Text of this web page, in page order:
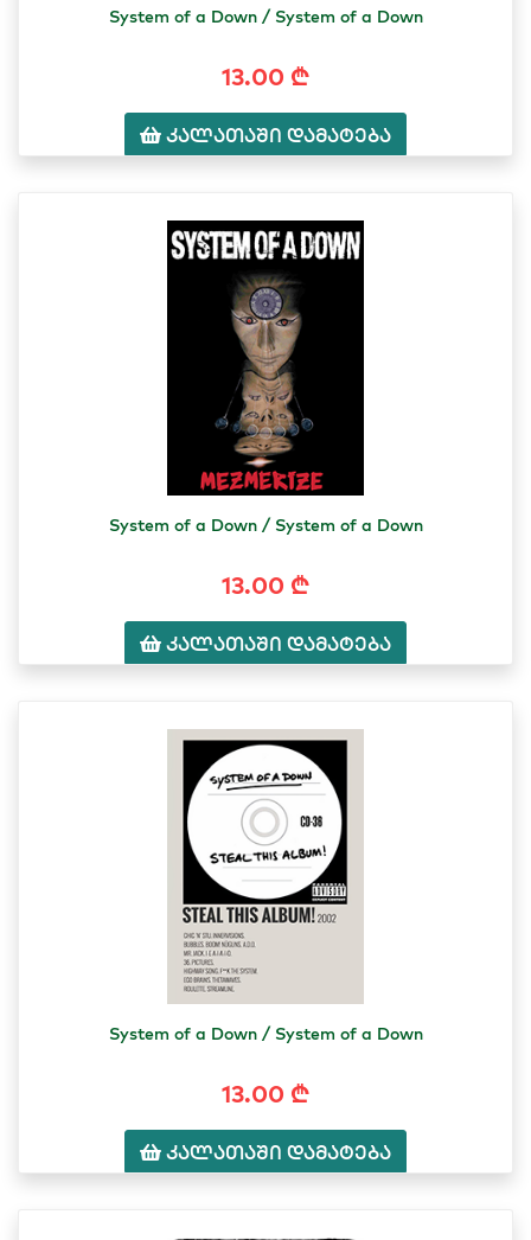
System of a Down / System of a Down
13.00 ₾
კალათაში დამატება
System of a Down / System of a Down
13.00 ₾
კალათაში დამატება
System of a Down / System of a Down
13.00 ₾
კალათაში დამატება